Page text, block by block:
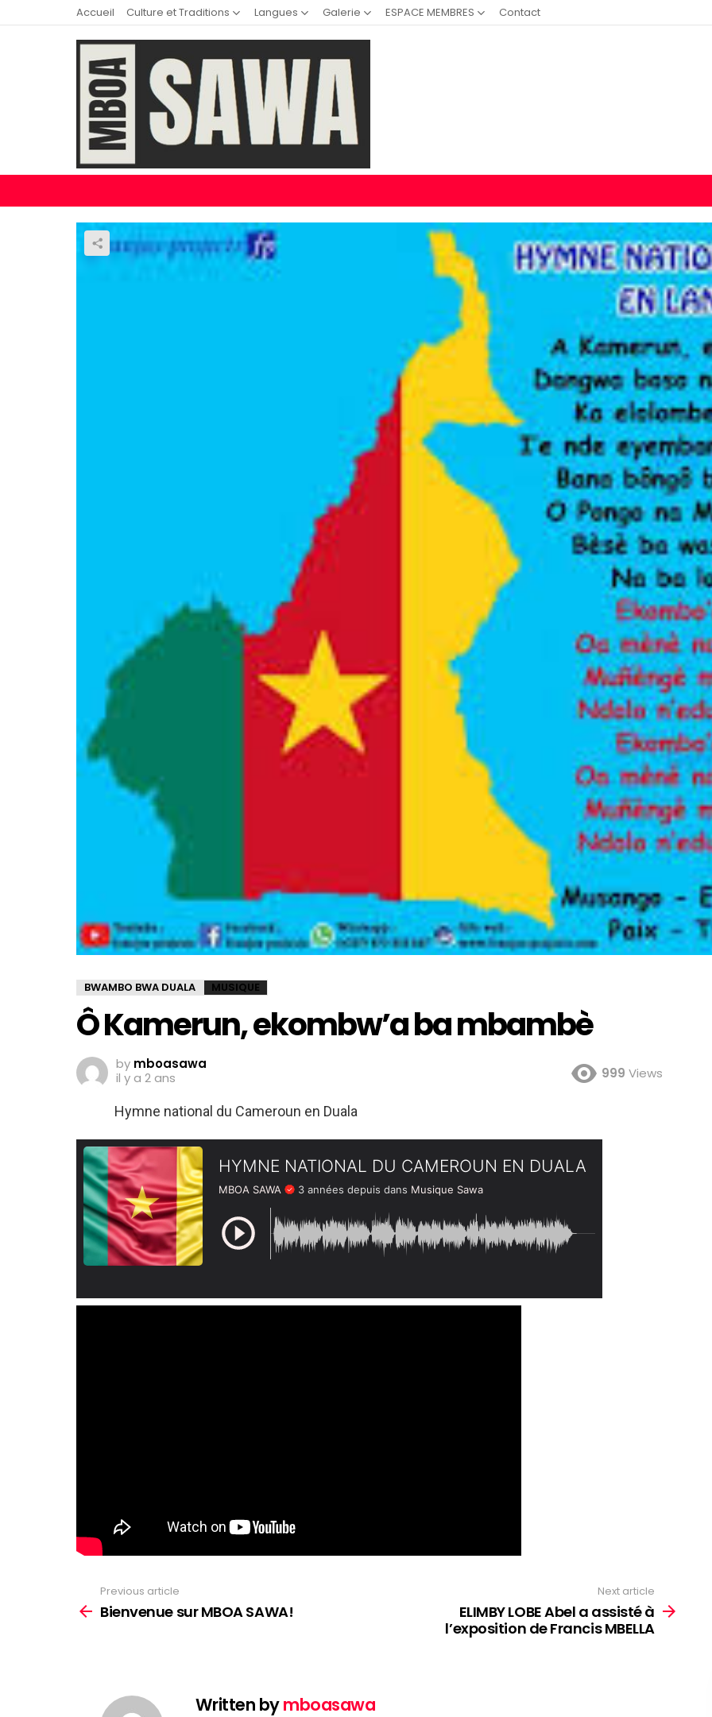
Accueil Culture et Traditions Langues Galerie ESPACE MEMBRES Contact
BWAMBO BWA DUALA MUSIQUE
Ô Kamerun, ekombw’a ba mbambè
by mboasawa
il y a 2 ans
999 Views
Hymne national du Cameroun en Duala
more
Previous article
Bienvenue sur MBOA SAWA!
Next article
ELIMBY LOBE Abel a assisté à
l’exposition de Francis MBELLA
Written bymboasawa